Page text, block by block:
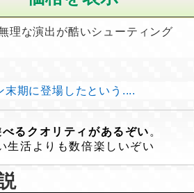
理な演出が酷いシューティング
末期に登場したという....
るクオリティがあるぞい 。
生活よりも数倍楽しいぞい